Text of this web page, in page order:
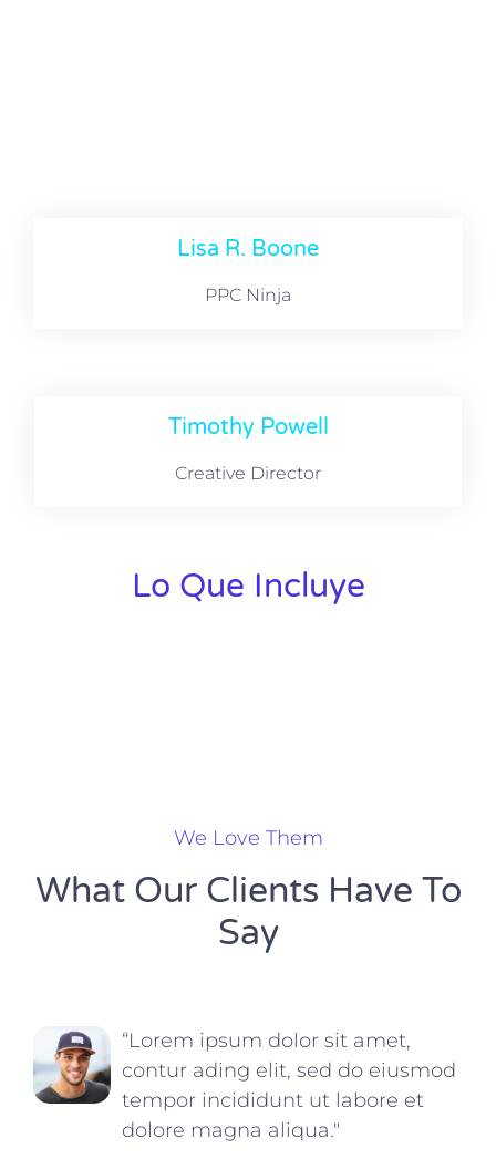
Lo Que Incluye
Timothy Powell
Creative Director
Lisa R. Boone
PPC Ninja
We Love Them
What Our Clients Have To
Say
“Lorem ipsum dolor sit amet,
contur ading elit, sed do eiusmod
tempor incididunt ut labore et
dolore magna aliqua."